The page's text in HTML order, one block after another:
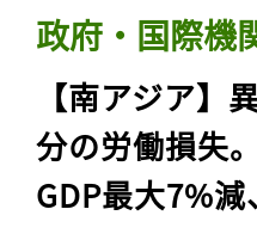
政府・国際機
【南アジア】
分の労働損失
GDP最大7%